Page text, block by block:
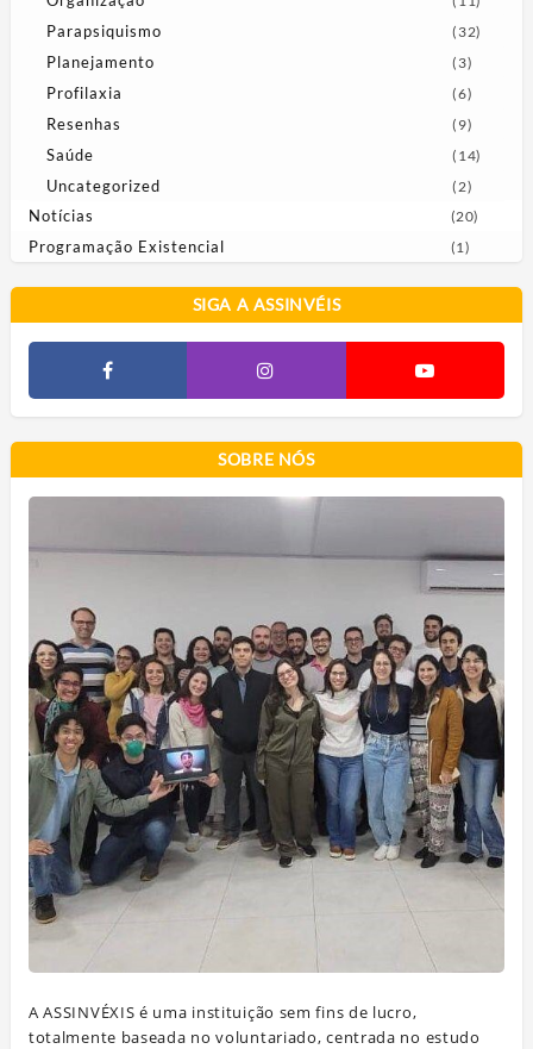
Parapsiquismo (32)
Planejamento (3)
Profilaxia (6)
Resenhas (9)
Saúde (14)
Uncategorized (2)
Notícias (20)
Programação Existencial (1)
SIGA A ASSINVÉIS
SOBRE NÓS
A ASSINVÉXIS é uma instituição sem fins de lucro,
totalmente baseada no voluntariado, centrada no estudo